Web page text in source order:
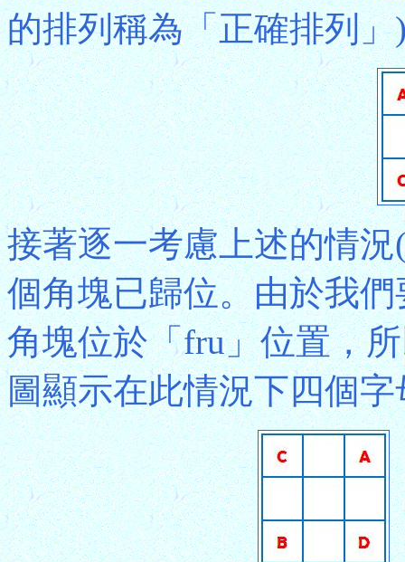
的排列稱為「正確排列」
接著逐一考慮上述的情
個角塊已歸位。由於我
角塊位於「fru」位置，
圖顯示在此情況下四個